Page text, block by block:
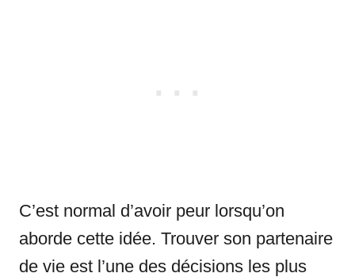
C’est normal d’avoir peur lorsqu’on
aborde cette idée. Trouver son partenaire
de vie est l’une des décisions les plus